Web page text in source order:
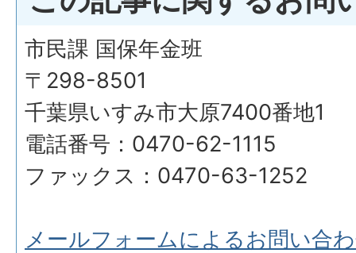
市民課 国保年金班
〒298-8501
千葉県いすみ市大原7400番地1
電話番号：0470-62-1115
ファックス：0470-63-1252
メールフォームによるお問い合